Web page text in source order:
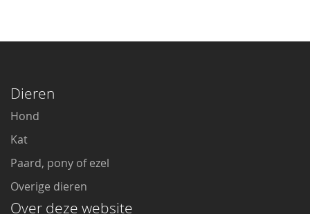
Dieren
Hond
Kat
Paard, pony of ezel
Overige dieren
Over deze website